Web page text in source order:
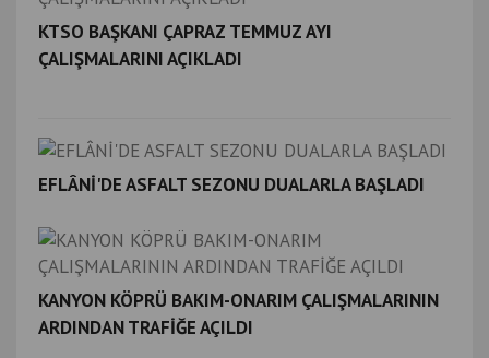
KTSO BAŞKANI ÇAPRAZ TEMMUZ AYI
ÇALIŞMALARINI AÇIKLADI
EFLÂNİ'DE ASFALT SEZONU DUALARLA BAŞLADI
KANYON KÖPRÜ BAKIM-ONARIM ÇALIŞMALARININ
ARDINDAN TRAFİĞE AÇILDI